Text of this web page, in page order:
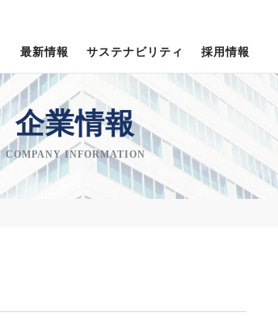
企業理念・経営信条
会社概要
TOPPANクロレグループ
最新情報
トピックス
サステナビリティ
社会への取り組み
採用情報
新卒採用＜専門卒・高卒＞
企業情報
COMPANY INFORMATION